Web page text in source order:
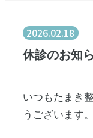
2026.02.18
休診のお知
いつもたまき
うございます。